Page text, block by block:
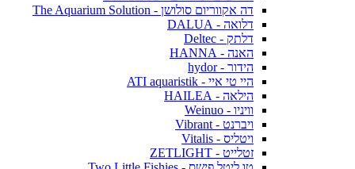
דה אקווריום סולושן - The Aquarium Solution
דלואה - DALUA
דלתק - Deltec
האנה - HANNA
הידור - hydor
היי טי איי - ATI aquaristik
הילאה - HAILEA
וויניו - Weinuo
ויברנט - Vibrant
ויטליס - Vitalis
זטלייט - ZETLIGHT